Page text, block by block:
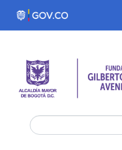
Pasar al contenido principal